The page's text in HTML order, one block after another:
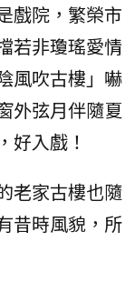
戲院，繁榮市
若非瓊瑤愛情
風吹古樓」嚇
外弦月伴隨夏
好入戲！
老家古樓也隨
昔時風貌，所